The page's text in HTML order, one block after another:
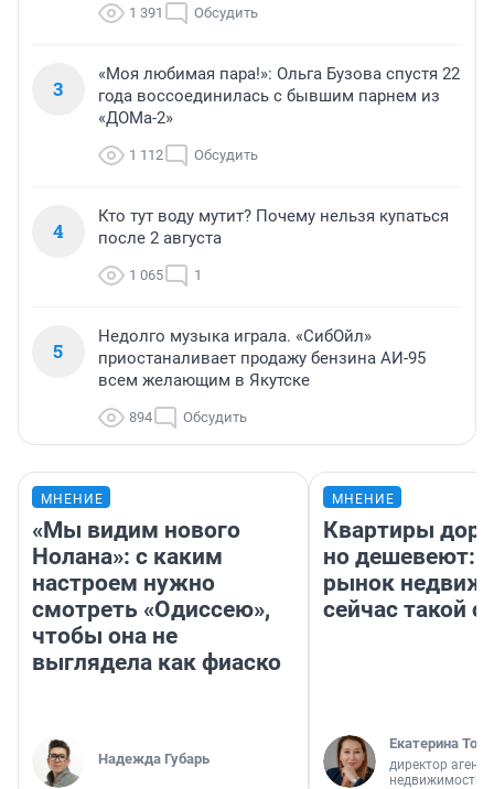
1 391 Обсудить
3
«Моя любимая пара!»: Ольга Бузова спустя 22
года воссоединилась с бывшим парнем из
«ДОМа-2»
1 112 Обсудить
4
Кто тут воду мутит? Почему нельзя купаться
после 2 августа
1 065 1
5
Недолго музыка играла. «СибОйл»
приостаналивает продажу бензина АИ-95
всем желающим в Якутске
894 Обсудить
МНЕНИЕ
«Мы видим нового
Нолана»: с каким
настроем нужно
смотреть «Одиссею»,
чтобы она не
выглядела как фиаско
Надежда Губарь
МНЕНИЕ
Квартиры
но дешевеют:
рынок
сейчас такой
Екатерина
директор
недвижимости